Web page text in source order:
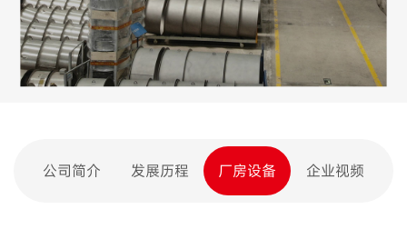
公司简介 发展历程 厂房设备 企业视频